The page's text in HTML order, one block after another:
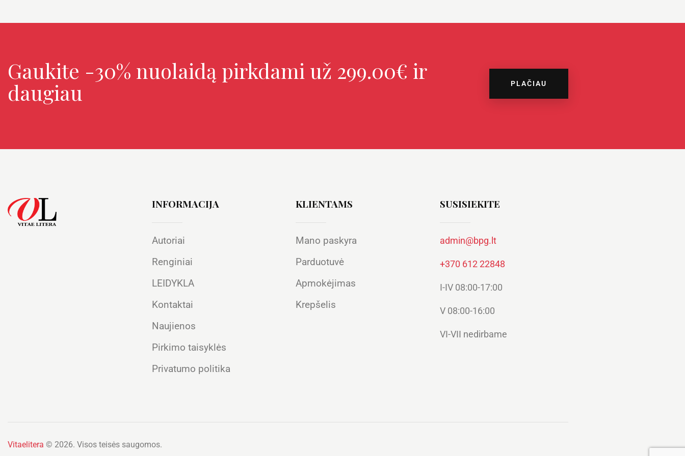
Gaukite -30% nuolaidą pirkdami už 299.00€ ir
daugiau
PLAČIAU
INFORMACIJA
Autoriai
Renginiai
LEIDYKLA
Kontaktai
Naujienos
Pirkimo taisyklės
Privatumo politika
KLIENTAMS
Mano paskyra
Parduotuvė
Apmokėjimas
Krepšelis
SUSISIEKITE
admin@bpg.lt
+370 612 22848
I-IV 08:00-17:00
V 08:00-16:00
VI-VII nedirbame
Vitaelitera © 2026. Visos teisės saugomos.